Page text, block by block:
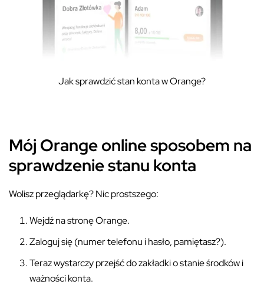
Jak sprawdzić stan konta w Orange?
Mój Orange online sposobem na
sprawdzenie stanu konta
Wolisz przeglądarkę? Nic prostszego:
Wejdź na stronę Orange.
Zaloguj się (numer telefonu i hasło, pamiętasz?).
Teraz wystarczy przejść do zakładki o stanie środków i
ważności konta.